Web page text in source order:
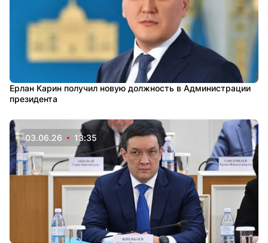
Ерлан Карин получил новую должность в Администрации
президента
03.06.26 13:35